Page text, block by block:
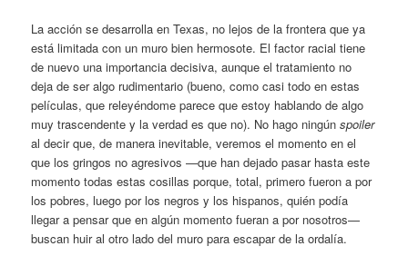
La acción se desarrolla en Texas, no lejos de la frontera que ya
está limitada con un muro bien hermosote. El factor racial tiene
de nuevo una importancia decisiva, aunque el tratamiento no
deja de ser algo rudimentario (bueno, como casi todo en estas
películas, que releyéndome parece que estoy hablando de algo
muy trascendente y la verdad es que no). No hago ningúnspoiler
al decir que, de manera inevitable, veremos el momento en el
que los gringos no agresivos —que han dejado pasar hasta este
momento todas estas cosillas porque, total, primero fueron a por
los pobres, luego por los negros y los hispanos, quién podía
llegar a pensar que en algún momento fueran a por nosotros—
buscan huir al otro lado del muro para escapar de la ordalía.